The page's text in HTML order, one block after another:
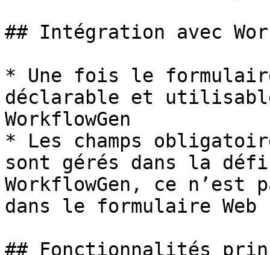
## Intégration avec
* Une fois le
déclarable et
WorkflowGen
* Les champs
sont gérés dans la
WorkflowGen, ce
dans le formulaire Web
## Fonctionnalités